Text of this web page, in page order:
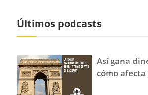
Últimos podcasts
Así gana
cómo